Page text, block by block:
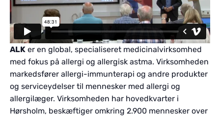
ALK er en global, specialiseret medicinalvirksomhed
med fokus på allergi og allergisk astma. Virksomheden
markedsfører allergi-immunterapi og andre produkter
og serviceydelser til mennesker med allergi og
allergilæger. Virksomheden har hovedkvarter i
Hørsholm, beskæftiger omkring 2.900 mennesker over